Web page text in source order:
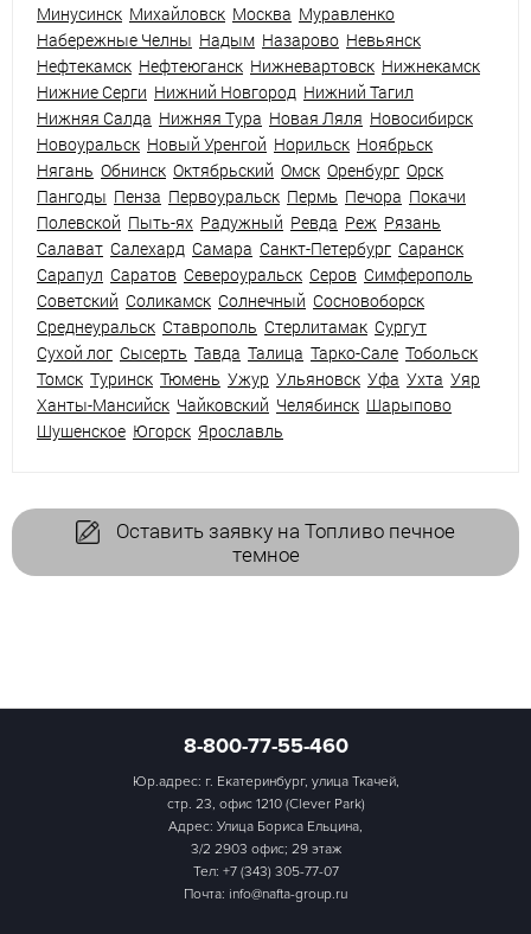
Минусинск Михайловск Москва Муравленко
Набережные Челны Надым Назарово Невьянск
Нефтекамск Нефтеюганск Нижневартовск Нижнекамск
Нижние Серги Нижний Новгород Нижний Тагил
Нижняя Салда Нижняя Тура Новая Ляля Новосибирск
Новоуральск Новый Уренгой Норильск Ноябрьск
Нягань Обнинск Октябрьский Омск Оренбург Орск
Пангоды Пенза Первоуральск Пермь Печора Покачи
Полевской Пыть-ях Радужный Ревда Реж Рязань
Салават Салехард Самара Санкт-Петербург Саранск
Сарапул Саратов Североуральск Серов Симферополь
Советский Соликамск Солнечный Сосновоборск
Среднеуральск Ставрополь Стерлитамак Сургут
Сухой лог Сысерть Тавда Талица Тарко-Сале Тобольск
Томск Туринск Тюмень Ужур Ульяновск Уфа Ухта Уяр
Ханты-Мансийск Чайковский Челябинск Шарыпово
Шушенское Югорск Ярославль
Оставить заявку на Топливо печное
темное
8-800-77-55-460
Юр.адрес: г. Екатеринбург, улица Ткачей,
стр. 23, офис 1210 (Clever Park)
Адрес: Улица Бориса Ельцина,
3/2 2903 офис; 29 этаж
Тел: +7 (343) 305-77-07
Почта: info@nafta-group.ru